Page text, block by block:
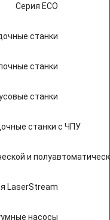
Серия ECO
станки
станки
станки
станки с ЧПУ
и
LaserStream
насосы